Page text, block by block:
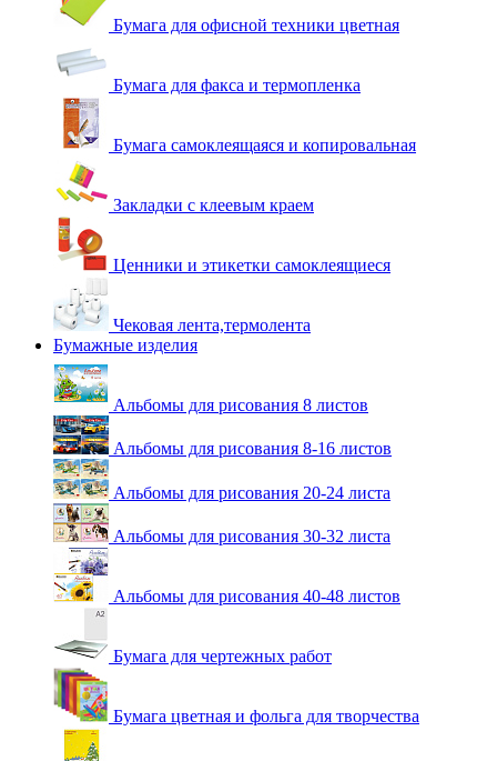
Бумага для офисной техники цветная
Бумага для факса и термопленка
Бумага самоклеящаяся и копировальная
Закладки с клеевым краем
Ценники и этикетки самоклеящиеся
Чековая лента,термолента
Бумажные изделия
Альбомы для рисования 8 листов
Альбомы для рисования 8-16 листов
Альбомы для рисования 20-24 листа
Альбомы для рисования 30-32 листа
Альбомы для рисования 40-48 листов
Бумага для чертежных работ
Бумага цветная и фольга для творчества